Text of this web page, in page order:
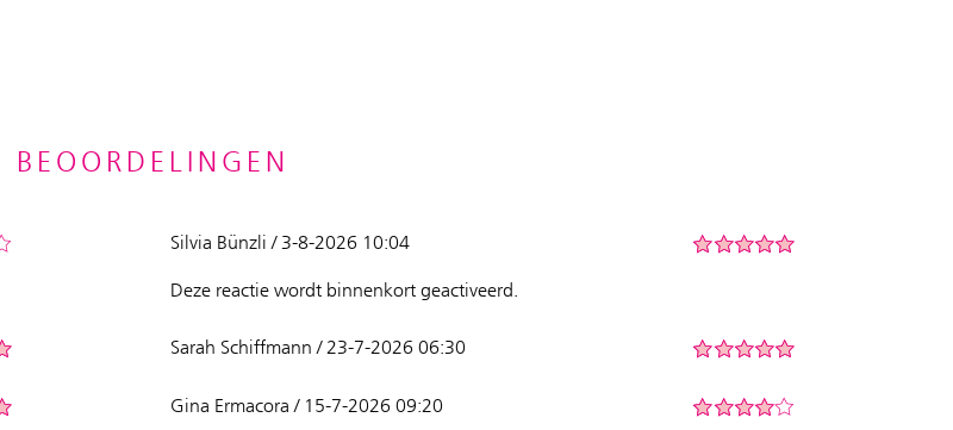
BEOORDELINGEN
Silvia Bünzli / 3-8-2026 10:04
Deze reactie wordt binnenkort geactiveerd.
Sarah Schiffmann / 23-7-2026 06:30
Gina Ermacora / 15-7-2026 09:20